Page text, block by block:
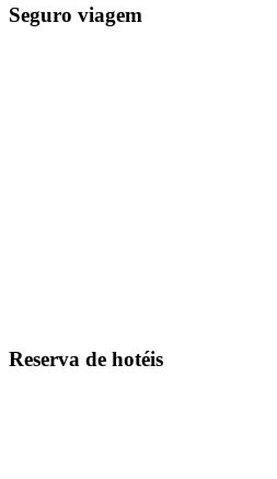
Seguro viagem
Reserva de hotéis